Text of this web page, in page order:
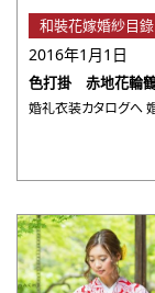
和裝花嫁婚紗目錄
2016年1月1日
色打掛 赤地花輪
婚礼衣装カタログへ